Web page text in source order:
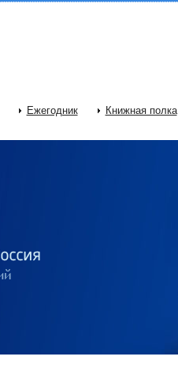
Ежегодник Книжная полка